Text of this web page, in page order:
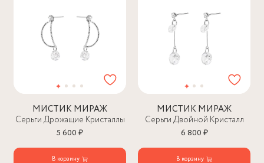
МИСТИК МИРАЖ
Серьги Дрожащие Кристаллы
5 600 ₽
В корзину
МИСТИК МИРАЖ
Серьги Двойной Кристалл
6 800 ₽
В корзину